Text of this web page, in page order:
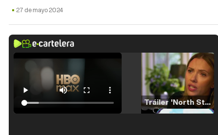
27 de mayo 2024
Tráiler 'North Star' (2023)